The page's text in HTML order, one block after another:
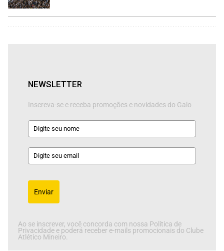
NEWSLETTER
Inscreva-se e receba promoções e novidades do Galo
Enviar
Ao se inscrever, você concorda com nossa Política de
Privacidade e poderá receber e-mails promocionais do Clube
Atlético Mineiro.